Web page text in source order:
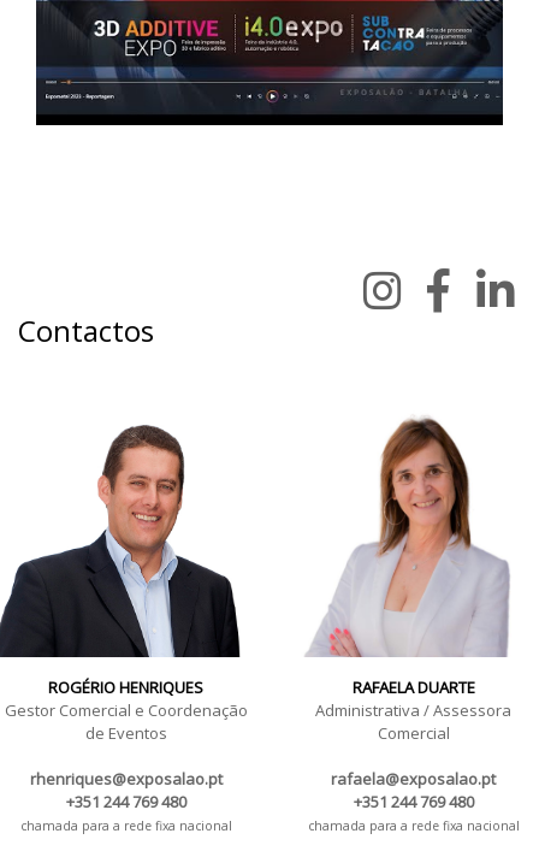
Contactos
ROGÉRIO HENRIQUES
Gestor Comercial e Coordenação
de Eventos
rhenriques@exposalao.pt
+351 244 769 480
chamada para a rede fixa nacional
RAFAELA DUARTE
Administrativa / Assessora
Comercial
rafaela@exposalao.pt
+351 244 769 480
chamada para a rede fixa nacional